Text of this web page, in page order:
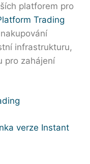
platforem pro
Trading
infrastrukturu,
pro zahájení
verze Instant